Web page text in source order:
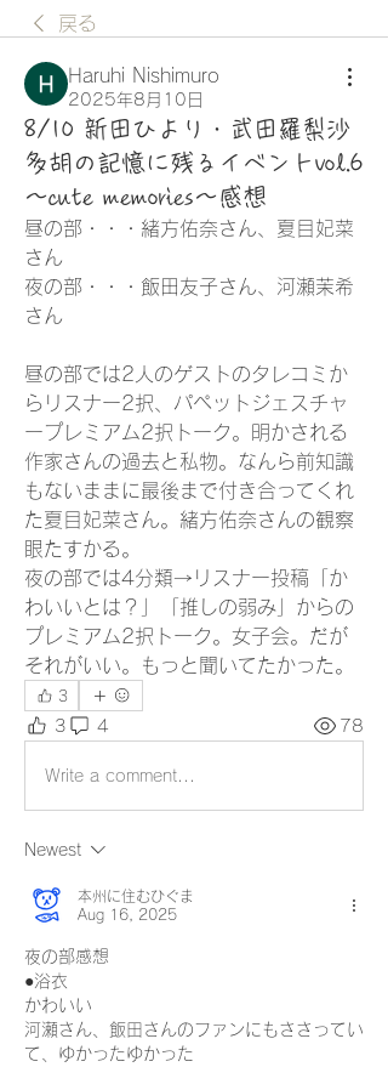
戻る
Haruhi Nishimuro
2025年8月10日
8/10 新田ひより・武田羅梨沙
多胡の記憶に残るイベントvol.6
～cute memories～感想
昼の部・・・緒方佑奈さん、夏目妃菜
さん
​夜の部・・・飯田友子さん、河瀬茉希
さん
昼の部では2人のゲストのタレコミか
らリスナー2択、パペットジェスチャ
ープレミアム2択トーク。明かされる
作家さんの過去と私物。なんら前知識
もないままに最後まで付き合ってくれ
た夏目妃菜さん。緒方佑奈さんの観察
眼たすかる。
夜の部では4分類→リスナー投稿「か
わいいとは？」「推しの弱み」からの
プレミアム2択トーク。女子会。だが
それがいい。もっと聞いてたかった。
3
3 4 78
Write a comment...
Newest
本州に住むひぐま
Aug 16, 2025
夜の部感想
●浴衣
かわいい
河瀬さん、飯田さんのファンにもささってい
て、ゆかったゆかった